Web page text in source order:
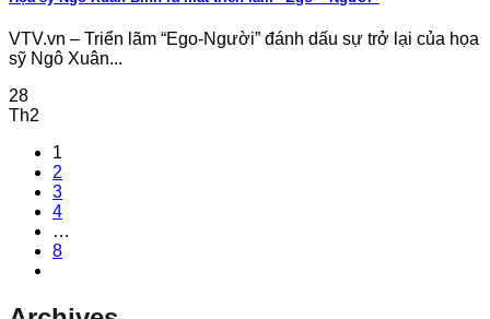
VTV.vn – Triển lãm “Ego-Người” đánh dấu sự trở lại của họa
sỹ Ngô Xuân...
28
Th2
1
2
3
4
…
8